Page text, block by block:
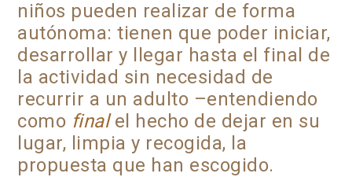
niños pueden realizar de forma
autónoma: tienen que poder iniciar,
desarrollar y llegar hasta el final de
la actividad sin necesidad de
recurrir a un adulto –entendiendo
como finalel hecho de dejar en su
lugar, limpia y recogida, la
propuesta que han escogido.